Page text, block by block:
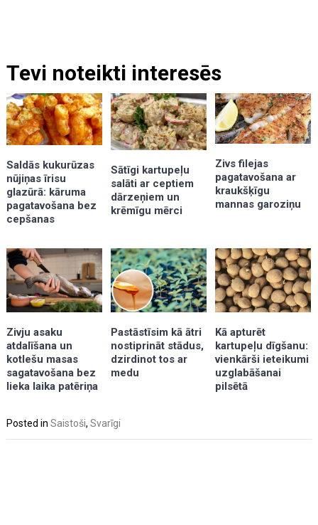
Tevi noteikti interesēs
Saldās kukurūzas
nūjiņas īrisu
glazūrā: kāruma
pagatavošana bez
cepšanas
Sātīgi kartupeļu
salāti ar ceptiem
dārzeņiem un
krēmīgu mērci
Zivs filejas
pagatavošana ar
kraukšķīgu
mannas garoziņu
Zivju asaku
atdalīšana un
kotlešu masas
sagatavošana bez
lieka laika patēriņa
Pastāstīsim kā ātri
nostiprināt stādus,
dzirdinot tos ar
medu
Kā apturēt
kartupeļu dīgšanu:
vienkārši ieteikumi
uzglabāšanai
pilsētā
Posted inSaistoši,Svarīgi